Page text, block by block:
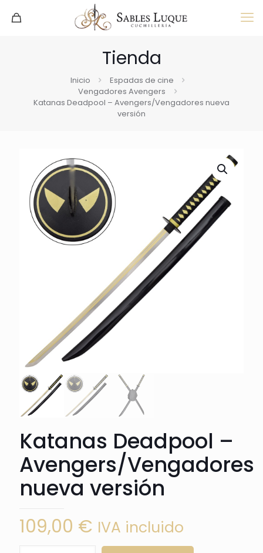
Tienda
Inicio
Espadas de cine
Vengadores Avengers
Katanas Deadpool – Avengers/Vengadores nueva
versión
Katanas Deadpool –
Avengers/Vengadores
nueva versión
109,00 € IVA incluido